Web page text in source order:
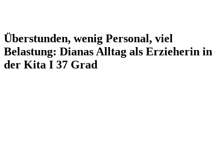
Überstunden, wenig Personal, viel
Belastung: Dianas Alltag als Erzieherin in
der Kita I 37 Grad